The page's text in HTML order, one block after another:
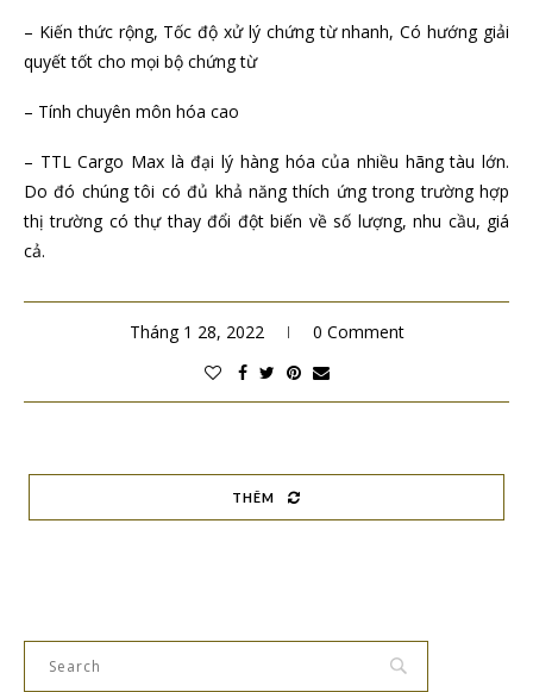
– Kiến thức rộng, Tốc độ xử lý chứng từ nhanh, Có hướng giải
quyết tốt cho mọi bộ chứng từ
– Tính chuyên môn hóa cao
– TTL Cargo Max là đại lý hàng hóa của nhiều hãng tàu lớn.
Do đó chúng tôi có đủ khả năng thích ứng trong trường hợp
thị trường có thự thay đổi đột biến về số lượng, nhu cầu, giá
cả.
Tháng 1 28, 2022 0 Comment
THÊM